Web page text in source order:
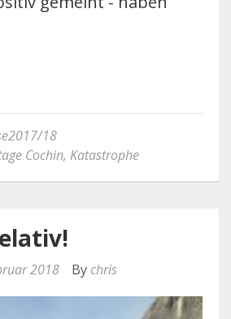
18
Cochin, Katastrophe
2018 By chris